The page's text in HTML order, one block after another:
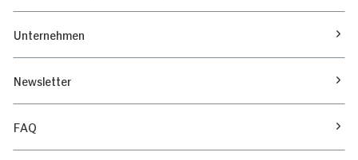
Unternehmen
Newsletter
FAQ